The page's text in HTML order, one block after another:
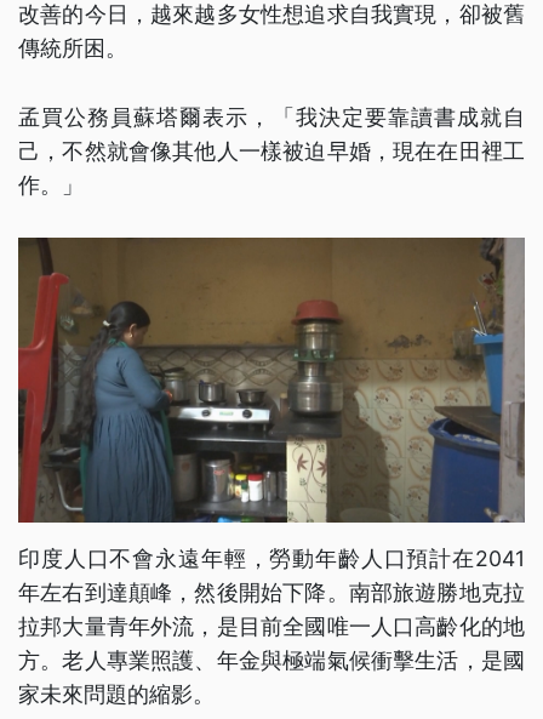
改善的今日，越來越多女性想追求自我實現，卻被舊
傳統所困。
孟買公務員蘇塔爾表示，「我決定要靠讀書成就自
己，不然就會像其他人一樣被迫早婚，現在在田裡工
作。」
印度人口不會永遠年輕，勞動年齡人口預計在2041
年左右到達顛峰，然後開始下降。南部旅遊勝地克拉
拉邦大量青年外流，是目前全國唯一人口高齡化的地
方。老人專業照護、年金與極端氣候衝擊生活，是國
家未來問題的縮影。